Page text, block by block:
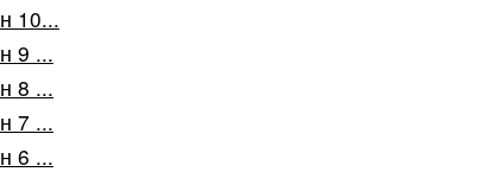
10...
9 ...
8 ...
7 ...
6 ...